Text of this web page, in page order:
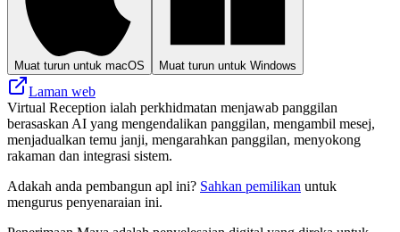
Muat turun untuk macOS Muat turun untuk Windows
Laman web
Virtual Reception ialah perkhidmatan menjawab panggilan
berasaskan AI yang mengendalikan panggilan, mengambil mesej,
menjadualkan temu janji, mengarahkan panggilan, menyokong
rakaman dan integrasi sistem.
Adakah anda pembangun apl ini? Sahkan pemilikan untuk
mengurus penyenaraian ini.